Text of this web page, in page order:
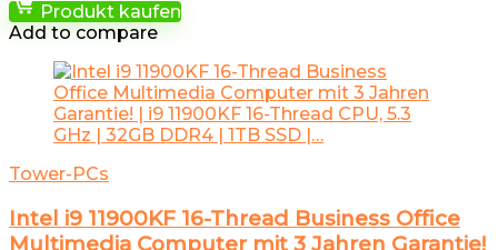
Produkt kaufen
Add to compare
Tower-PCs
Intel i9 11900KF 16-Thread Business Office
Multimedia Computer mit 3 Jahren Garantie!